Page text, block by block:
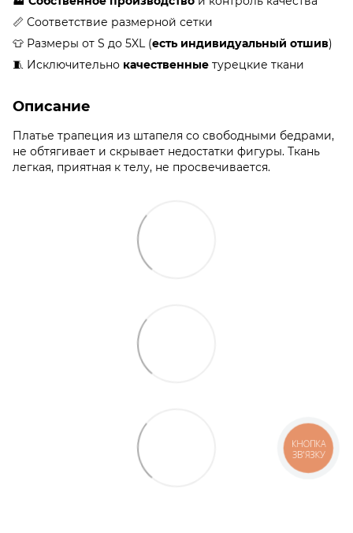
📏 Соответствие размерной сетки
👕 Размеры от S до 5XL (есть индивидуальный отшив)
🧵 Исключительно качественные турецкие ткани
Описание
Платье трапеция из штапеля со свободными бедрами,
не обтягивает и скрывает недостатки фигуры. Ткань
легкая, приятная к телу, не просвечивается.
КНОПКА
ЗВ'ЯЗКУ